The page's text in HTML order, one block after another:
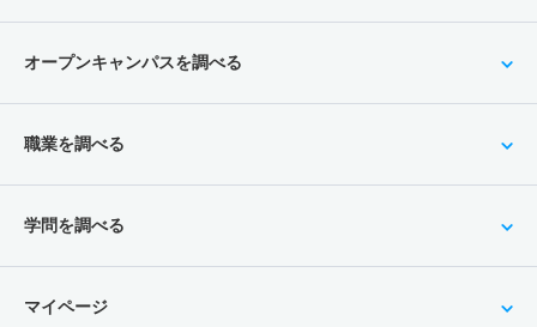
オープンキャンパスを調べる
職業を調べる
学問を調べる
マイページ